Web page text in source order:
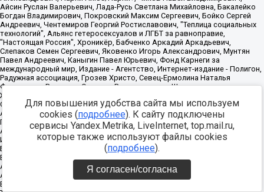
Для повышения удобства сайта мы используем
cookies (подробнее). К сайту подключены
сервисы Yandex.Metrika, LiveInternet, top.mail.ru,
которые также используют файлы cookies
(подробнее).
Я согласен/согласна